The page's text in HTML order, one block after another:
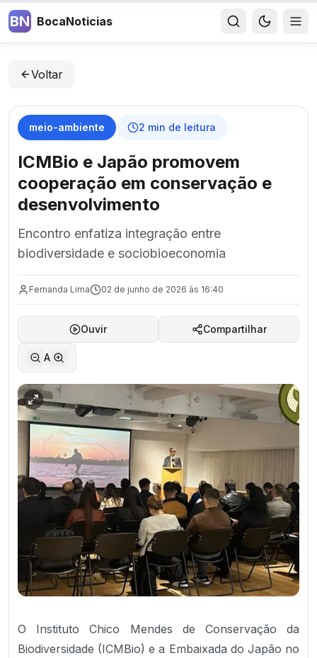
BN BocaNoticias
Voltar
meio-ambiente 2 min de leitura
ICMBio e Japão promovem
cooperação em conservação e
desenvolvimento
Encontro enfatiza integração entre
biodiversidade e sociobioeconomia
Fernanda Lima 02 de junho de 2026 às 16:40
Ouvir Compartilhar
A
O Instituto Chico Mendes de Conservação da
Biodiversidade (ICMBio) e a Embaixada do Japão no